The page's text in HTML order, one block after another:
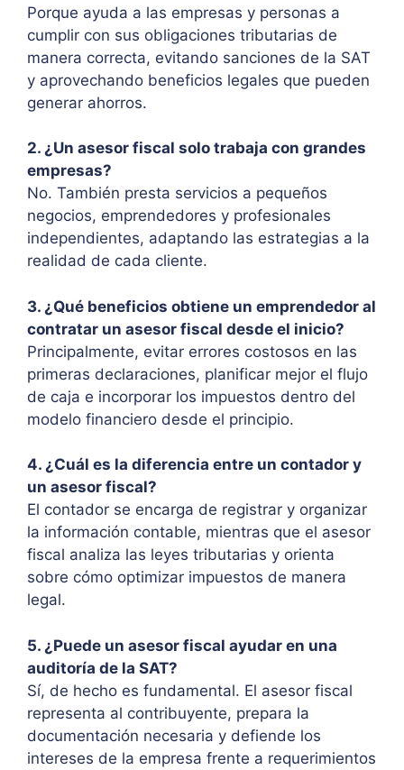
Porque ayuda a las empresas y personas a
cumplir con sus obligaciones tributarias de
manera correcta, evitando sanciones de la SAT
y aprovechando beneficios legales que pueden
generar ahorros.
2. ¿Un asesor fiscal solo trabaja con grandes
empresas?
No. También presta servicios a pequeños
negocios, emprendedores y profesionales
independientes, adaptando las estrategias a la
realidad de cada cliente.
3. ¿Qué beneficios obtiene un emprendedor al
contratar un asesor fiscal desde el inicio?
Principalmente, evitar errores costosos en las
primeras declaraciones, planificar mejor el flujo
de caja e incorporar los impuestos dentro del
modelo financiero desde el principio.
4. ¿Cuál es la diferencia entre un contador y
un asesor fiscal?
El contador se encarga de registrar y organizar
la información contable, mientras que el asesor
fiscal analiza las leyes tributarias y orienta
sobre cómo optimizar impuestos de manera
legal.
5. ¿Puede un asesor fiscal ayudar en una
auditoría de la SAT?
Sí, de hecho es fundamental. El asesor fiscal
representa al contribuyente, prepara la
documentación necesaria y defiende los
intereses de la empresa frente a requerimientos